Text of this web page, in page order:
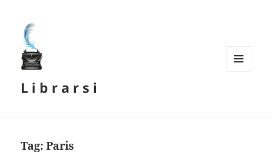
L i b r a r s i
Tag:Paris